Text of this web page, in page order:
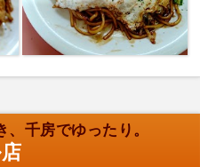
千房でゆったり。